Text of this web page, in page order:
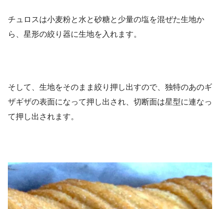
チュロスは小麦粉と水と砂糖と少量の塩を混ぜた生地か
ら、星形の絞り器に生地を入れます。
そして、生地をそのまま絞り押し出すので、独特のあのギ
ザギザの表面になって押し出され、切断面は星型に連なっ
て押し出されます。